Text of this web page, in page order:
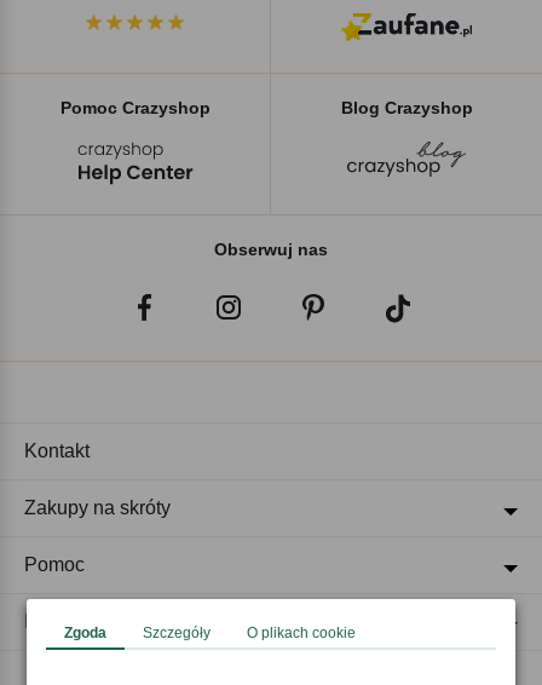
Pomoc Crazyshop Blog Crazyshop
Obserwuj nas
Kontakt
Zakupy na skróty
Pomoc
Zgoda Szczegóły O plikach cookie